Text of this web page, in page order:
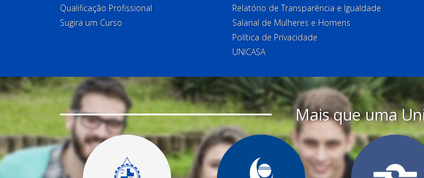
Qualificação Profissional
Sugira um Curso
Relatório de Transparência e Igualdade
Salarial de Mulheres e Homens
Política de Privacidade
UNICASA
Mais que uma